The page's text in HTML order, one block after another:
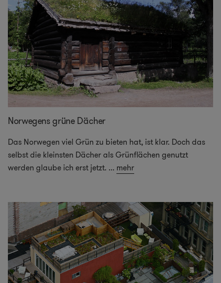
Norwegens grüne Dächer
Das Norwegen viel Grün zu bieten hat, ist klar. Doch das
selbst die kleinsten Dächer als Grünflächen genutzt
werden glaube ich erst jetzt. ... mehr